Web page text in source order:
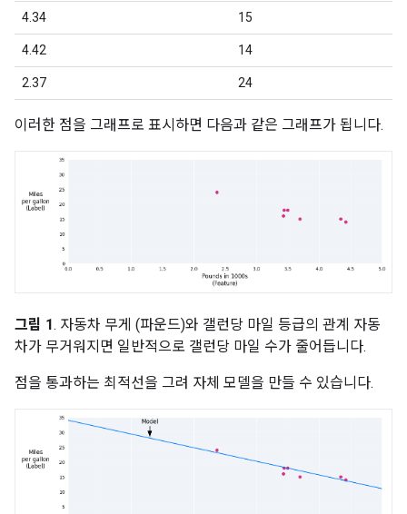
4.34 15
4.42 14
2.37 24
이러한 점을 그래프로 표시하면 다음과 같은 그래프가 됩니다.
그림 1. 자동차 무게 (파운드)와 갤런당 마일 등급의 관계 자동
차가 무거워지면 일반적으로 갤런당 마일 수가 줄어듭니다.
점을 통과하는 최적선을 그려 자체 모델을 만들 수 있습니다.